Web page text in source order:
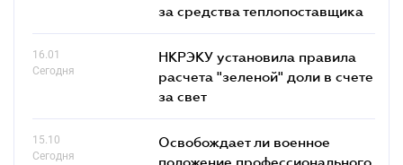
за средства теплопоставщика
16.01
Сегодня
НКРЭКУ установила правила
расчета "зеленой" доли в счете
за свет
15.10
Сегодня
Освобождает ли военное
положение профессионального